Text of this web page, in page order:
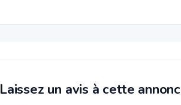
Laissez un avis à cette